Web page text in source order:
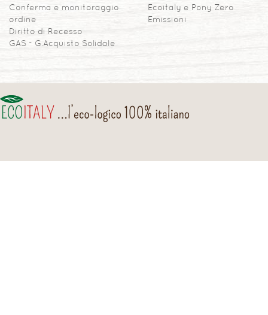
Conferma e monitoraggio
ordine
Diritto di Recesso
GAS - G.Acquisto Solidale
Ecoitaly e Pony Zero
Emissioni